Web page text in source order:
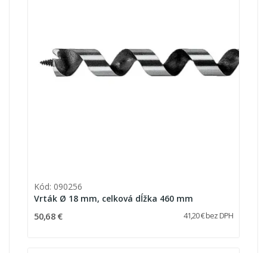
Kód: 090256
Vrták Ø 18 mm, celková dĺžka 460 mm
50,68 € 41,20 € bez DPH